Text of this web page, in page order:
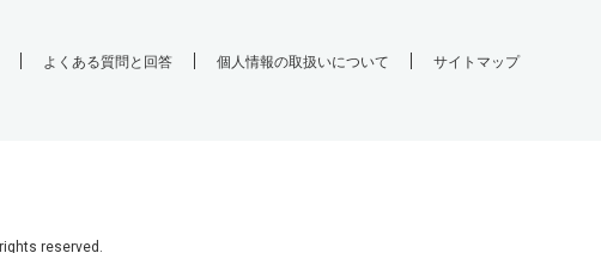
よくある質問と回答 個人情報の取扱いについて サイトマップ
reserved.